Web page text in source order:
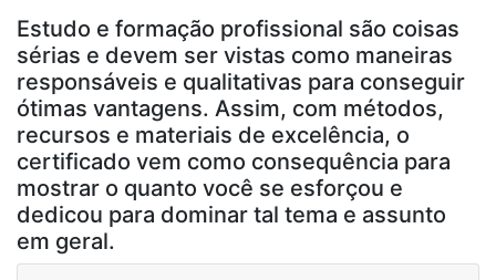
Estudo e formação profissional são coisas
sérias e devem ser vistas como maneiras
responsáveis e qualitativas para conseguir
ótimas vantagens. Assim, com métodos,
recursos e materiais de excelência, o
certificado vem como consequência para
mostrar o quanto você se esforçou e
dedicou para dominar tal tema e assunto
em geral.